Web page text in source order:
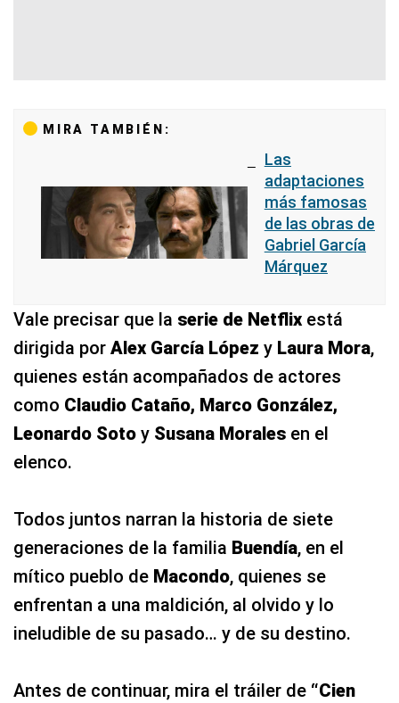
MIRA TAMBIÉN:
Las
adaptaciones
más famosas
de las obras de
Gabriel García
Márquez
Vale precisar que la serie de Netflix está
dirigida por Alex García López y Laura Mora,
quienes están acompañados de actores
como Claudio Cataño, Marco González,
Leonardo Soto y Susana Morales en el
elenco.
Todos juntos narran la historia de siete
generaciones de la familia Buendía, en el
mítico pueblo de Macondo, quienes se
enfrentan a una maldición, al olvido y lo
ineludible de su pasado… y de su destino.
Antes de continuar, mira el tráiler de “Cien